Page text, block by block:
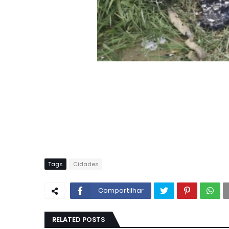
Tags Cidades
Compartilhar
RELATED POSTS